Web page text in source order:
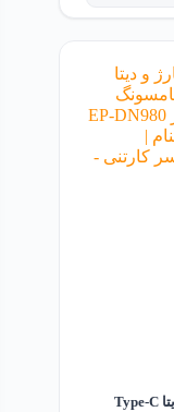
کابل شارژ و دیتا Type-C